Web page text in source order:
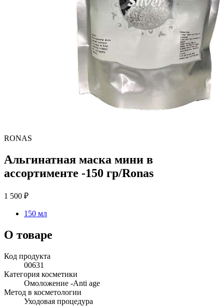
RONAS
Альгинатная маска мини в
ассортименте -150 гр/Ronas
1 500 ₽
150 мл
О товаре
Код продукта
00631
Категория косметики
Омоложение -Anti age
Метод в косметологии
Уходовая процедура